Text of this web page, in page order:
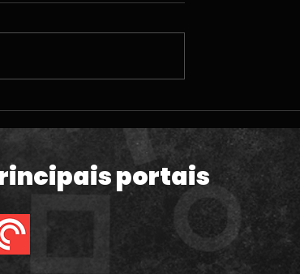
a Copa
de Astro Bot; Steam
Machine e MUITAS
atualizações legais
portais